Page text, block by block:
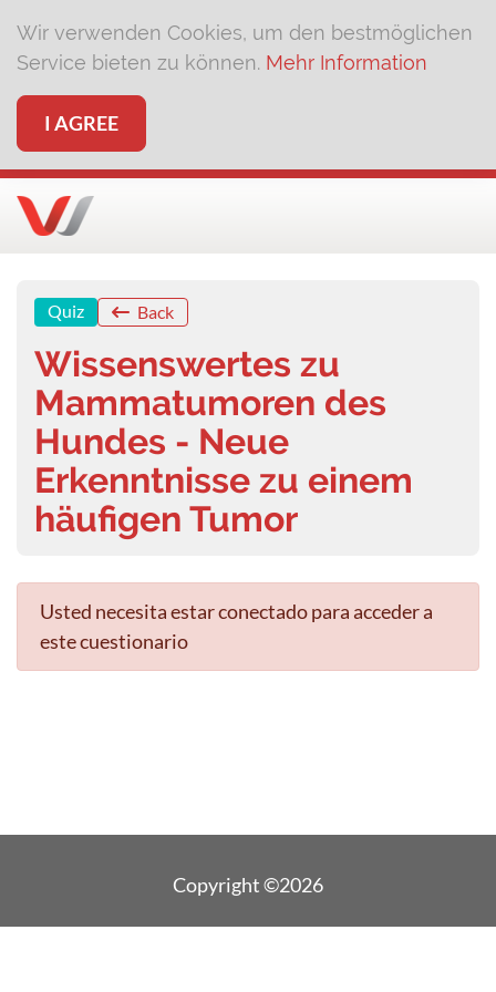
Wir verwenden Cookies, um den bestmöglichen
Service bieten zu können. Mehr Information
I AGREE
Quiz Back
Wissenswertes zu
Mammatumoren des
Hundes - Neue
Erkenntnisse zu einem
häufigen Tumor
Usted necesita estar conectado para acceder a
este cuestionario
Copyright ©2026